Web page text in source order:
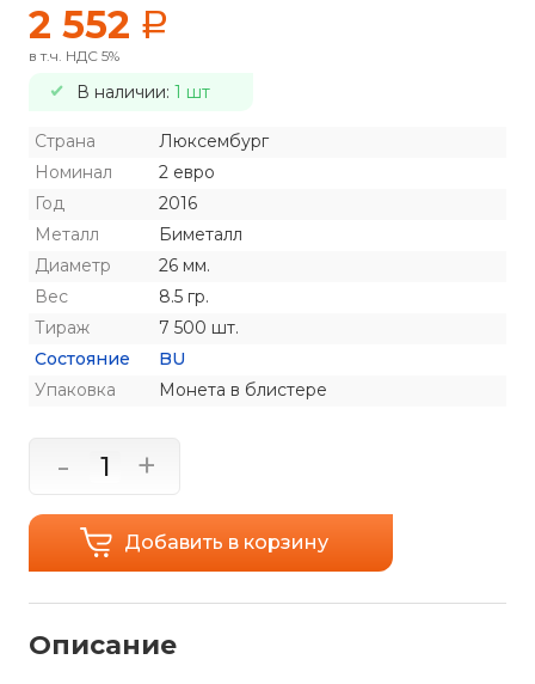
2 552 a
в т.ч. НДС 5%
В наличии: 1 шт
Страна
Люксембург
Номинал
2 евро
Год
2016
Металл
Биметалл
Диаметр
26 мм.
Вес
8.5 гр.
Тираж
7 500 шт.
Состояние
BU
Упаковка
Монета в блистере
- +
Добавить в корзину
Описание